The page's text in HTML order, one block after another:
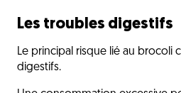
Les troubles digestifs
Le principal risque lié au brocoli
digestifs.